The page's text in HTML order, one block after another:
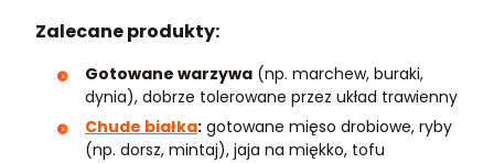
Zalecane produkty:
Gotowane warzywa (np. marchew, buraki,
dynia), dobrze tolerowane przez układ trawienny
Chude białka: gotowane mięso drobiowe, ryby
(np. dorsz, mintaj), jaja na miękko, tofu